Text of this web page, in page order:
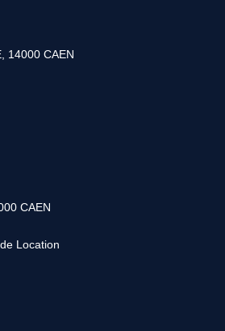
14000 CAEN
CAEN
Location